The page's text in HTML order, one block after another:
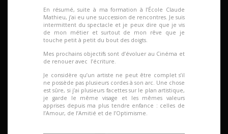
En résumé, suite à ma formation à l’École Claude
Mathieu, j’ai eu une succession de rencontres. Je suis
intermittent du spectacle et je peux dire que je vis
de mon métier et surtout de mon rêve que je
touche petit à petit du bout des doigts.
Mes prochains objectifs sont d’évoluer au Cinéma et
de renouer avec l’écriture.
Je considère qu’un artiste ne peut être complet s’il
ne possède pas plusieurs cordes à son arc. Une chose
est sûre, si j’ai plusieurs facettes sur le plan artistique,
je garde le même visage et les mêmes valeurs
apprises depuis ma plus tendre enfance : celles de
l’Amour, de l’Amitié et de l’Optimisme.